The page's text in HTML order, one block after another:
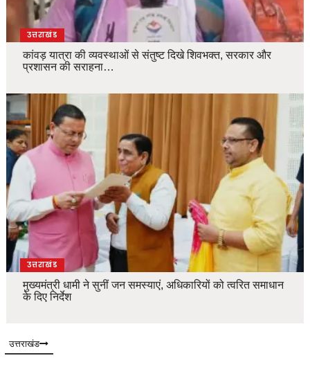
उत्तराखंड
कांवड़ यात्रा की व्यवस्थाओं से संतुष्ट दिखे शिवभक्त, सरकार और
प्रशासन की सराहना…
उत्तराखंड
मुख्यमंत्री धामी ने सुनीं जन समस्याएं, अधिकारियों को त्वरित समाधान
के दिए निर्देश
उत्तराखंड